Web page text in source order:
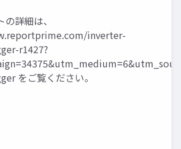
詳細は、
inverter-
r1427?
をご覧ください。